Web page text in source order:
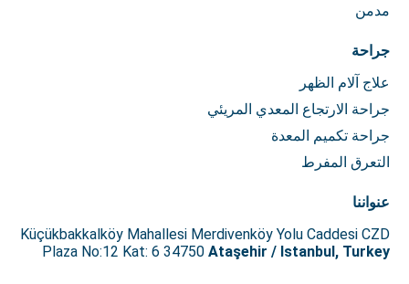
مدمن
جراحة
علاج آلام الظهر
جراحة الارتجاع المعدي المريئي
جراحة تكميم المعدة
التعرق المفرط
عنواننا
Küçükbakkalköy Mahallesi Merdivenköy Yolu Caddesi CZD
Plaza No:12 Kat: 6 34750Ataşehir / Istanbul, Turkey